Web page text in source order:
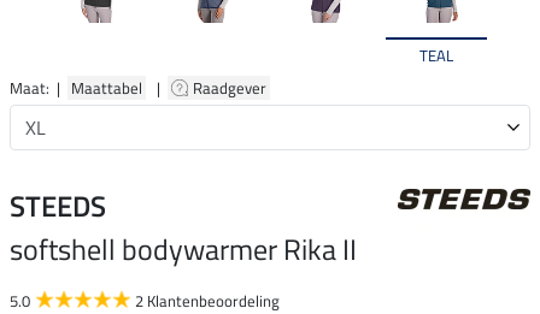
TEAL
Maat: | Maattabel | Raadgever
STEEDS
softshell bodywarmer Rika II
5.0 2 Klantenbeoordeling